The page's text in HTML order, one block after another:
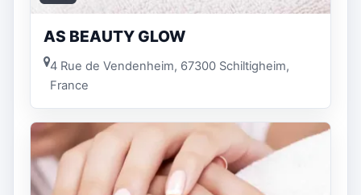
AS BEAUTY GLOW
4 Rue de Vendenheim, 67300 Schiltigheim,
France